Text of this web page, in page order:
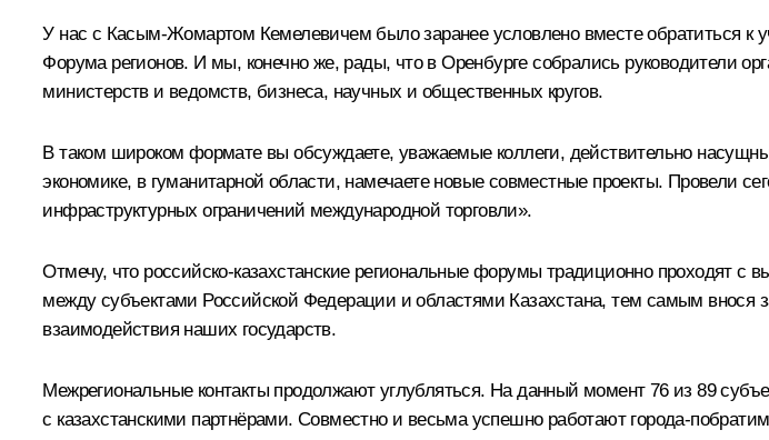
У нас с Касым-Жомартом Кемелевичем было заранее условлено вместе обратиться к
Форума регионов. И мы, конечно же, рады, что в Оренбурге собрались руководители
министерств и ведомств, бизнеса, научных и общественных кругов.
В таком широком формате вы обсуждаете, уважаемые коллеги, действительно
экономике, в гуманитарной области, намечаете новые совместные проекты. Провели
инфраструктурных ограничений международной торговли».
Отмечу, что российско-казахстанские региональные форумы традиционно проходят с
между субъектами Российской Федерации и областями Казахстана, тем самым внося
взаимодействия наших государств.
Межрегиональные контакты продолжают углубляться. На данный момент 76 из 89
с казахстанскими партнёрами. Совместно и весьма успешно работают города-